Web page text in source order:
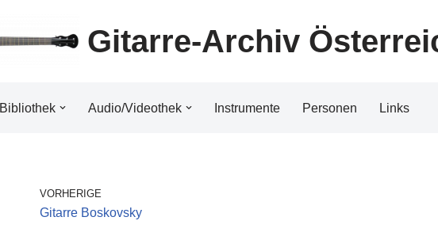
Gitarre-Archiv
Bibliothek Audio/Videothek Instrumente Personen Links
VORHERIGE
Gitarre Boskovsky